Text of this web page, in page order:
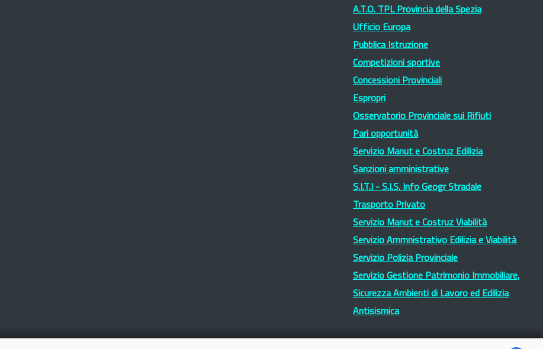
A.T.O. TPL Provincia della Spezia
Ufficio Europa
Pubblica Istruzione
Competizioni sportive
Concessioni Provinciali
Espropri
Osservatorio Provinciale sui Rifiuti
Pari opportunità
Servizio Manut e Costruz Edilizia
Sanzioni amministrative
S.I.T.I - S.I.S. Info Geogr Stradale
Trasporto Privato
Servizio Manut e Costruz Viabilità
Servizio Ammnistrativo Edilizia e Viabilità
Servizio Polizia Provinciale
Servizio Gestione Patrimonio Immobiliare,
Sicurezza Ambienti di Lavoro ed Edilizia
Antisismica